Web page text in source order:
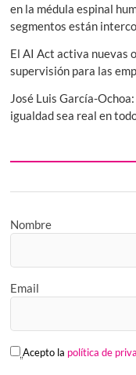
en la médula espinal
segmentos están
El AI Act activa nuevas
supervisión para las
José Luis García-
igualdad sea real en
Nombre
Email
Acepto la política de